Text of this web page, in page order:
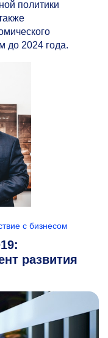
политики
до 2024 года.
с бизнесом
развития